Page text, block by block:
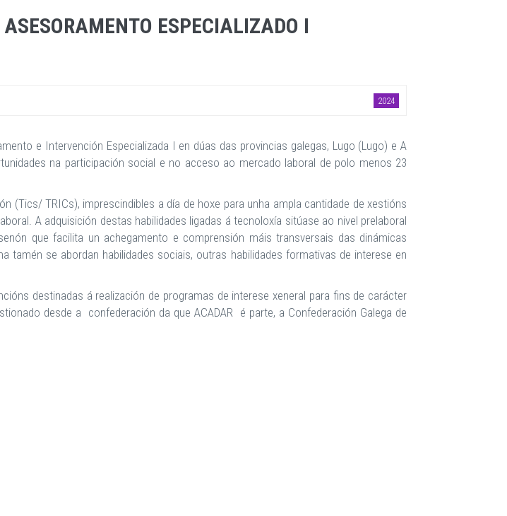
ESPECIALIZADO I
2024
e Intervención Especializada I en dúas das provincias galegas, Lugo (Lugo) e A
na participación social e no acceso ao mercado laboral de polo menos 23
TRICs), imprescindibles a día de hoxe para unha ampla cantidade de xestións
A adquisición destas habilidades ligadas á tecnoloxía sitúase ao nivel prelaboral
que facilita un achegamento e comprensión máis transversais das dinámicas
se abordan habilidades sociais, outras habilidades formativas de interese en
destinadas á realización de programas de interese xeneral para fins de carácter
desde a confederación da que ACADAR é parte, a Confederación Galega de